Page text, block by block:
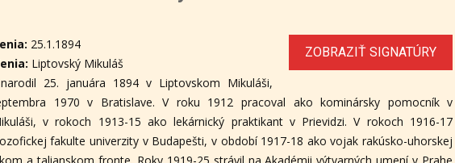
ZOBRAZIŤ SIGNATÚRY
25.1.1894
Liptovský Mikuláš
25. januára 1894 v Liptovskom Mikuláši,
1970 v Bratislave. V roku 1912 pracoval ako kominársky pomocník v
v rokoch 1913-15 ako lekárnický praktikant v Prievidzi. V rokoch 1916-17
fakulte univerzity v Budapešti, v období 1917-18 ako vojak rakúsko-uhorskej